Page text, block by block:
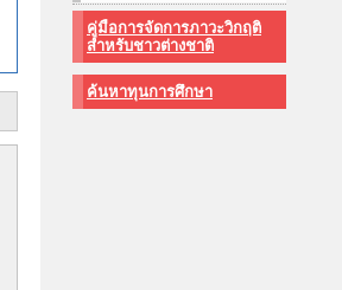
คู่มือการจัดการภาวะวิกฤติ
สำหรับชาวต่างชาติ
ค้นหาทุนการศึกษา